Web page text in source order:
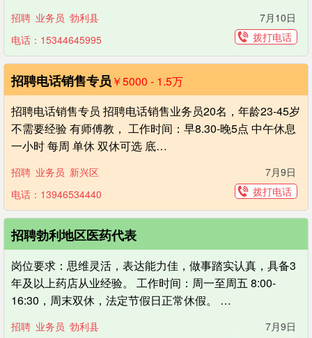
招聘 业务员 勃利县
7月10日
电话：15344645995
拨打电话
招聘电话销售专员 ￥5000 - 1.5万
招聘电话销售专员 招聘电话销售业务员20名，年龄23-45岁
不需要经验 有师傅教， 工作时间：早8.30-晚5点 中午休息
一小时 每周 单休 双休可选 底…
招聘 业务员 新兴区
7月9日
电话：13946534440
拨打电话
招聘勃利地区医药代表
岗位要求：思维灵活，表达能力佳，做事踏实认真，具备3
年及以上药店从业经验。 工作时间：周一至周五 8:00-
16:30，周末双休，法定节假日正常休假。 …
招聘 业务员 勃利县
7月9日